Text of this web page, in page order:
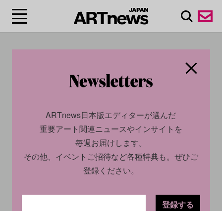
堂/Cathédrale Notre-
ARTnews日本版エディターが選んだ
重要アート関連ニュースやインサイトを
毎週お届けします。
その他、イベントご招待など各種特典も。ぜひご
登録ください。
登録する